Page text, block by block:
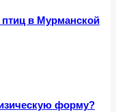
птиц в Мурманской
форму?